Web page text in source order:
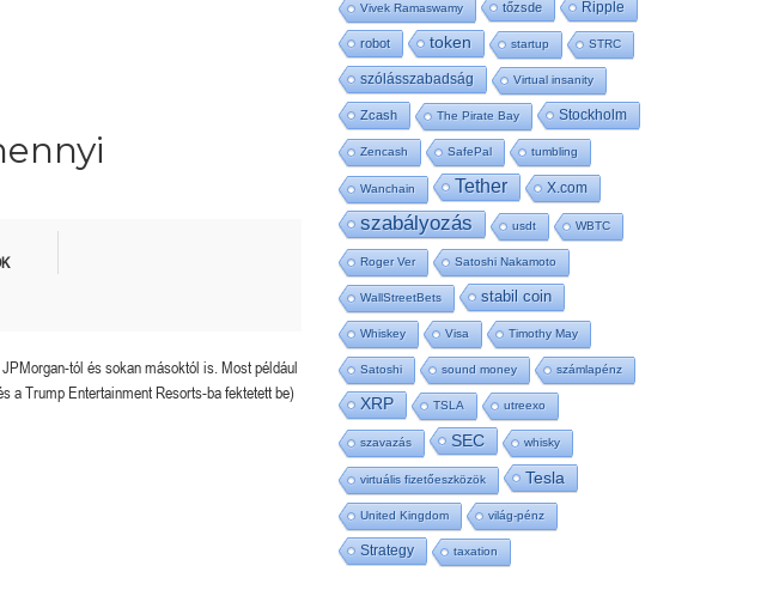
tól és sokan másoktól is. Most például
a Trump Entertainment Resorts-ba fektetett be)
Vivek Ramaswamy tőzsde Ripple
robot token startup STRC
szólásszabadság Virtual insanity
Zcash The Pirate Bay Stockholm
Zencash SafePal tumbling
Wanchain Tether X.com
szabályozás usdt WBTC
Roger Ver Satoshi Nakamoto
WallStreetBets stabil coin
Whiskey Visa Timothy May
Satoshi sound money számlapénz
XRP TSLA utreexo
szavazás SEC whisky
virtuális fizetőeszközök Tesla
United Kingdom világ-pénz
Strategy taxation